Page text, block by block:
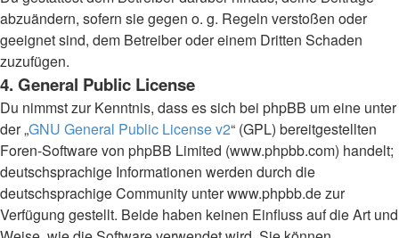
abzuändern, sofern sie gegen o. g. Regeln verstoßen oder
geeignet sind, dem Betreiber oder einem Dritten Schaden
zuzufügen.
4. General Public License
Du nimmst zur Kenntnis, dass es sich bei phpBB um eine unter
der „GNU General Public License v2“ (GPL) bereitgestellten
Foren-Software von phpBB Limited (www.phpbb.com) handelt;
deutschsprachige Informationen werden durch die
deutschsprachige Community unter www.phpbb.de zur
Verfügung gestellt. Beide haben keinen Einfluss auf die Art und